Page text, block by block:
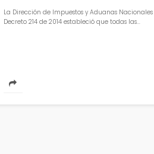
La Dirección de Impuestos y Aduanas
Decreto 214 de 2014 estableció que todas las...